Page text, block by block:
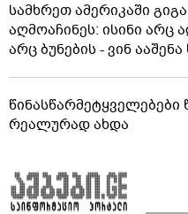
სამხრეთ ამერიკაში
აღმოაჩინეს: ისინი არც
არც ბუნების - ვინ
რეალურად ახდა